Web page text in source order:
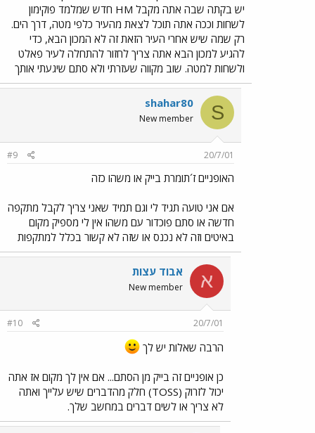
יש בקתה שבה אתה מקבל HM חדש שמלמד פוקימון
לשחות וככה אתה תוכל לצאת מהעיר כלפי מטה, דרך הים.
רק שמה שיש אחרי העיר הזאת זה לא המכון הבא, כדי
להגיע למכון הבא אתה צריך לחזור להתחלה לעיר פאלט
ולשחות למטה. שוב מקווה שעזרתי ולא סתם שיגעתי אותך
S
shahar80
New member
20/7/01
#9
האופניים ז´תומרת בייק או משהו כזה
אם אני טועה תגיד לי וגם תמיד שאני צריך לקבל מתקפה
חדשה או סתם פוכדור עם משהו אין לי מספיק מקום
באיטים וזה לא נכנס או שזה לא קשור בכלל למתקפות
א אבוד עצות
New member
20/7/01
#10
הרבה שאלות יש לך
כן אופניים זה בייק מן הסתם... אם אין לך מקום אז אתה
יכול לזרוק (TOSS) חלק מהדברים שיש עלייך ואתה
לא צריך או לשים דברים במחשב שלך.